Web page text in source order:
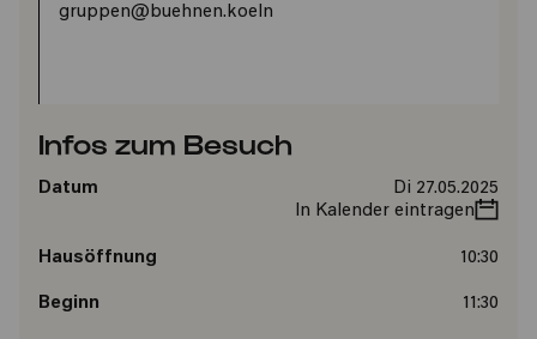
gruppen@buehnen.koeln
Infos zum Besuch
Datum
Di 27.05.2025
In Kalender eintragen
Hausöffnung 10:30
Beginn 11:30